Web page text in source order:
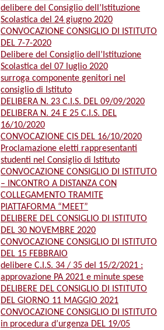
delibere del Consiglio dell’Istituzione
Scolastica del 24 giugno 2020
CONVOCAZIONE CONSIGLIO DI ISTITUTO
DEL 7-7-2020
Delibere del Consiglio dell’Istituzione
Scolastica del 07 luglio 2020
surroga componente genitori nel
consiglio di Istituto
DELIBERA N. 23 C.I.S. DEL 09/09/2020
DELIBERA N. 24 E 25 C.I.S. DEL
16/10/2020
CONVOCAZIONE CIS DEL 16/10/2020
Proclamazione eletti rappresentanti
studenti nel Consiglio di Istituto
CONVOCAZIONE CONSIGLIO DI ISTITUTO
– INCONTRO A DISTANZA CON
COLLEGAMENTO TRAMITE
PIATTAFORMA “MEET”
DELIBERE DEL CONSIGLIO DI ISTITUTO
DEL 30 NOVEMBRE 2020
CONVOCAZIONE CONSIGLIO DI ISTITUTO
DEL 15 FEBBRAIO
delibere C.I.S. 34 / 35 del 15/2/2021 :
approvazione PA 2021 e minute spese
DELIBERE DEL CONSIGLIO DI ISTITUTO
DEL GIORNO 11 MAGGIO 2021
CONVOCAZIONE CONSIGLIO DI ISTITUTO
in procedura d’urgenza DEL 19/05